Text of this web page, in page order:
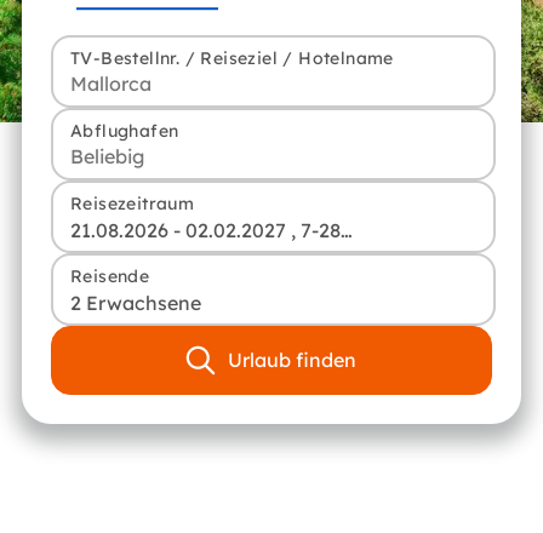
TV-Bestellnr. / Reiseziel / Hotelname
Abflughafen
Reisezeitraum
21.08.2026 - 02.02.2027 , 7-28 Tage
Reisende
2 Erwachsene
Urlaub finden